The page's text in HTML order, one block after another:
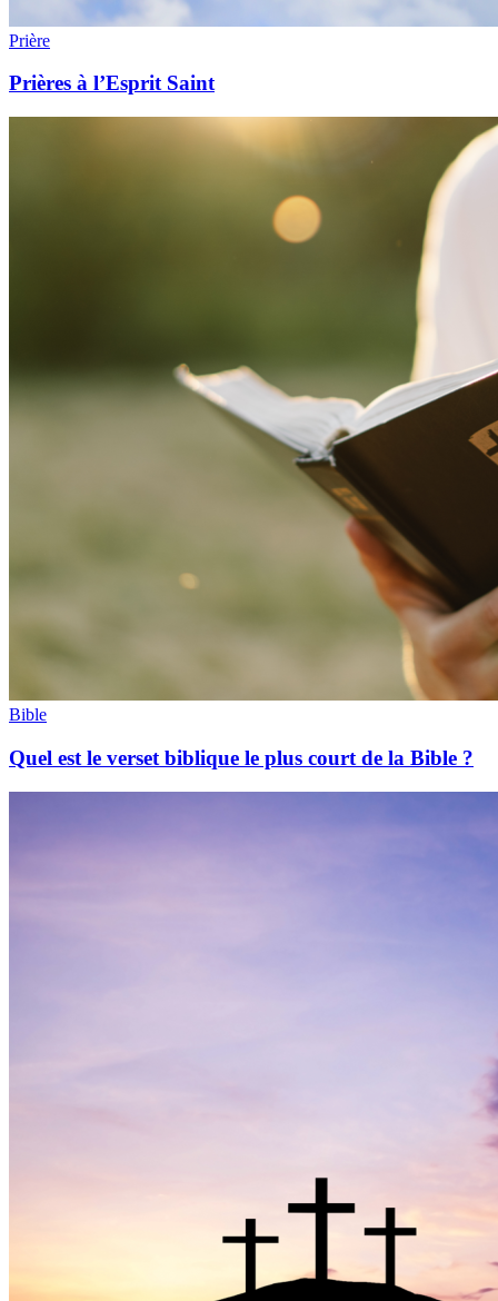
Prière
Prières à l’Esprit Saint
Bible
Quel est le verset biblique le plus court de la Bible ?